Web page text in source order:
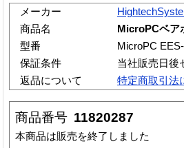
メーカー
商品名
MicroPCベア
型番
MicroPC
保証条件
当社販売日後
返品について
特定商取引法
商品番号 11820287
本商品は販売を終了しました